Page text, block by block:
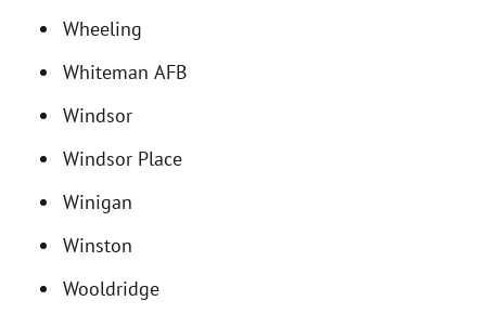
Wheeling
Whiteman AFB
Windsor
Windsor Place
Winigan
Winston
Wooldridge